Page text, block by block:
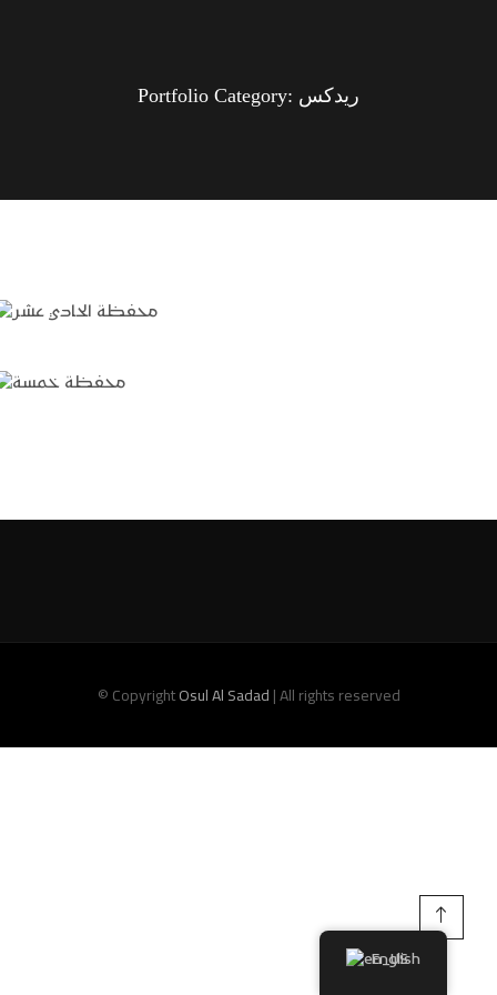
Portfolio Category: ريدكس
© CopyrightOsul Al Sadad| All rights reserved
English